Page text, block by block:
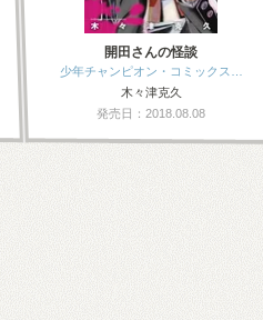
開田さんの怪談
少年チャンピオン・コミックス…
木々津克久
発売日：2018.08.08